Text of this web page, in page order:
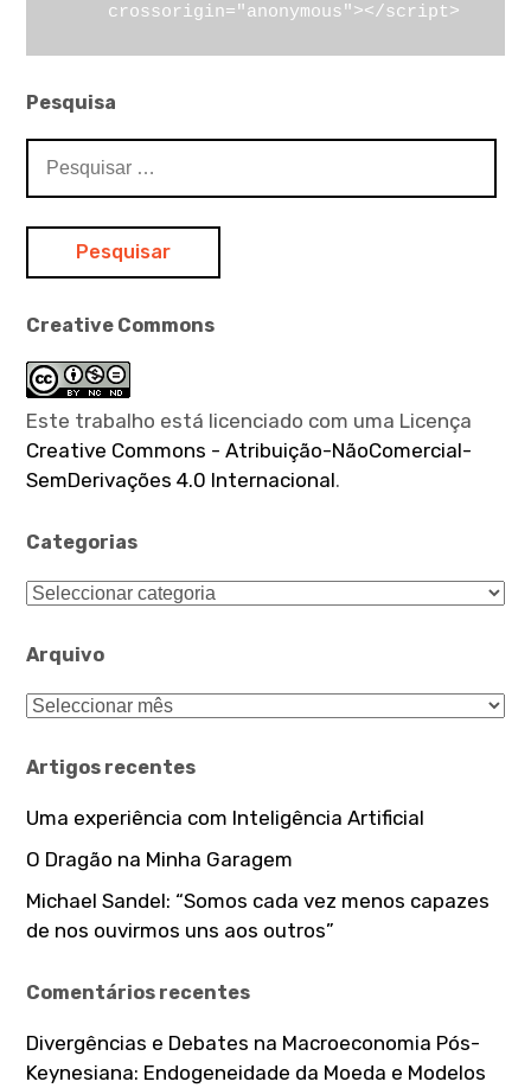
     crossorigin="anonymous"></script>
Pesquisa
por:
Creative Commons
Este trabalho está licenciado com uma Licença
Creative Commons - Atribuição-NãoComercial-
SemDerivações 4.0 Internacional.
Categorias
Categorias
Arquivo
Arquivo
Artigos recentes
Uma experiência com Inteligência Artificial
O Dragão na Minha Garagem
Michael Sandel: “Somos cada vez menos capazes
de nos ouvirmos uns aos outros”
Comentários recentes
Divergências e Debates na Macroeconomia Pós-
Keynesiana: Endogeneidade da Moeda e Modelos